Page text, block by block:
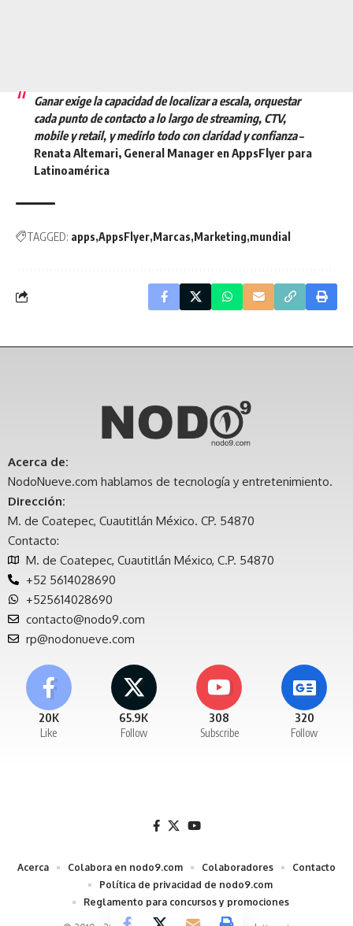
Ganar exige la capacidad de localizar a escala, orquestar
cada punto de contacto a lo largo de streaming, CTV,
mobile y retail, y medirlo todo con claridad y confianza–
Renata Altemari, General Manager en AppsFlyer para
Latinoamérica
TAGGED: apps AppsFlyer Marcas Marketing mundial
Acerca de:
NodoNueve.com hablamos de tecnología y entretenimiento.
Dirección:
M. de Coatepec, Cuautitlán México. CP. 54870
Contacto:
M. de Coatepec, Cuautitlán México, C.P. 54870
+52 5614028690
+525614028690
contacto@nodo9.com
rp@nodonueve.com
20K
Like
65.9K
Follow
308
Subscribe
320
Follow
Acerca Colabora en nodo9.com Colaboradores
Contacto
Política de privacidad de nodo9.com
Reglamento para concursos y promociones